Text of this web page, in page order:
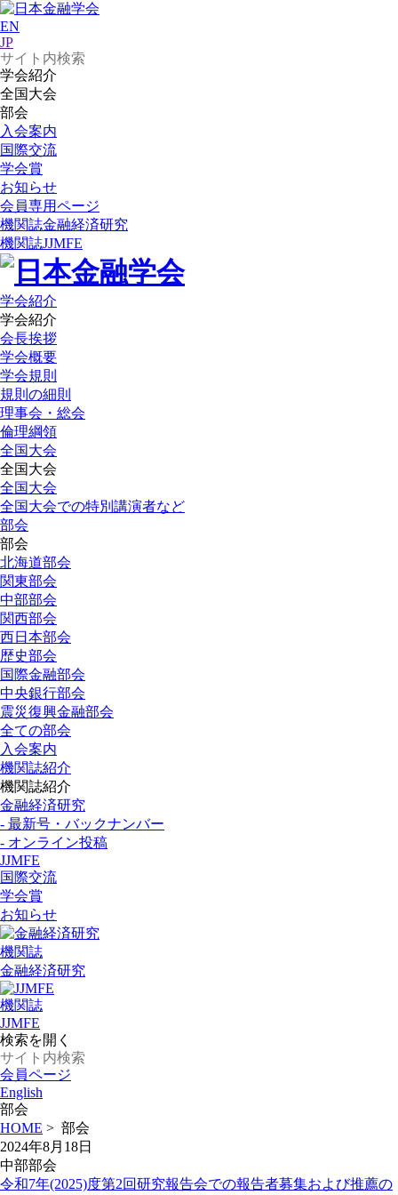
EN
JP
学会紹介
全国大会
部会
入会案内
国際交流
学会賞
お知らせ
会員専用ページ
機関誌金融経済研究
機関誌JJMFE
学会紹介
学会紹介
会長挨拶
学会概要
学会規則
規則の細則
理事会・総会
倫理綱領
全国大会
全国大会
全国大会
全国大会での特別講演者など
部会
部会
北海道部会
関東部会
中部部会
関西部会
西日本部会
歴史部会
国際金融部会
中央銀行部会
震災復興金融部会
全ての部会
入会案内
機関誌紹介
機関誌紹介
金融経済研究
- 最新号・バックナンバー
- オンライン投稿
JJMFE
国際交流
学会賞
お知らせ
機関誌
金融経済研究
機関誌
JJMFE
検索を開く
会員ページ
English
部会
HOME > 部会
2024年8月18日
中部部会
令和7年(2025)度第2回研究報告会での報告者募集および推薦の